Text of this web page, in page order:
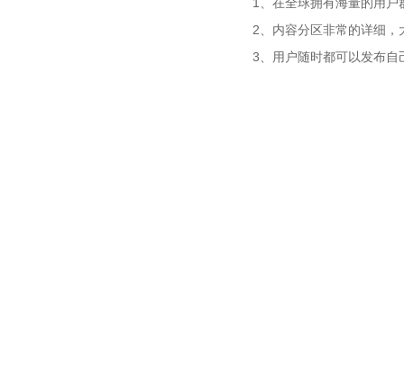
2、内容分区非常的详细
3、用户随时都可以发布自